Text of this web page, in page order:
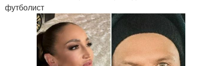
футболист